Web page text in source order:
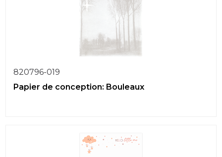
820796-019
Papier de conception: Bouleaux